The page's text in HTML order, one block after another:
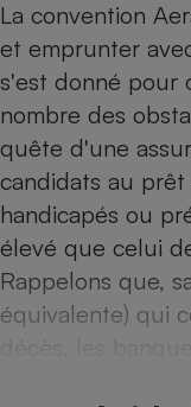
La convention
et emprunter
s'est donné pour
nombre des
quête d'une
candidats au prêt
handicapés ou
élevé que celui
Rappelons que,
équivalente) qui
décès, les